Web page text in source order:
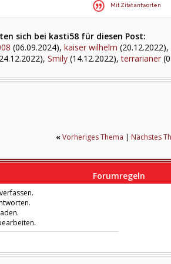
Mit Zitat antworten
sich bei kasti58 für diesen Post:
(06.09.2024), kaiser wilhelm (20.12.2022),
Smily (14.12.2022),terrarianer
« Vorheriges Thema | Nächstes
Forumregeln